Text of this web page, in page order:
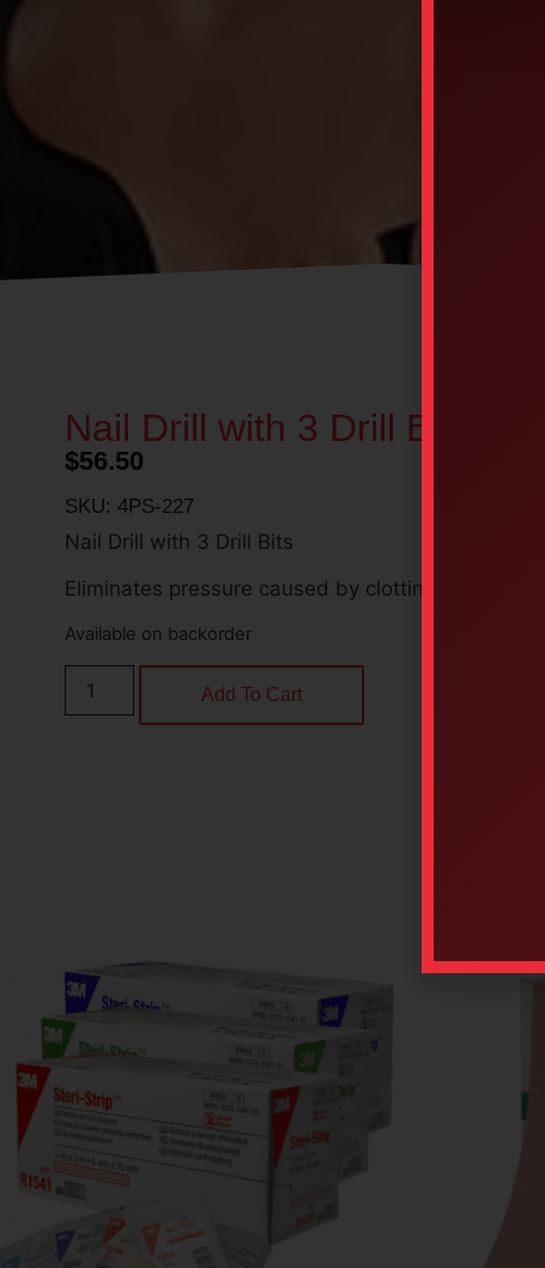
Nail Drill with 3 Drill Bits
$56.50
SKU: 4PS-227
Nail Drill with 3 Drill Bits
Eliminates pressure caused by clotting under the
Available on backorder
Add To Cart